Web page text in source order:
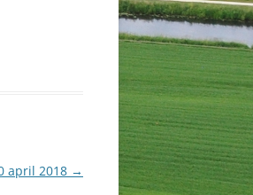
april 2018 →